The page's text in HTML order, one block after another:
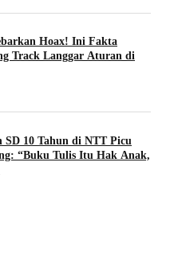
Hoax! Ini Fakta
Track Langgar Aturan di
SD 10 Tahun di NTT Picu
“Buku Tulis Itu Hak Anak,